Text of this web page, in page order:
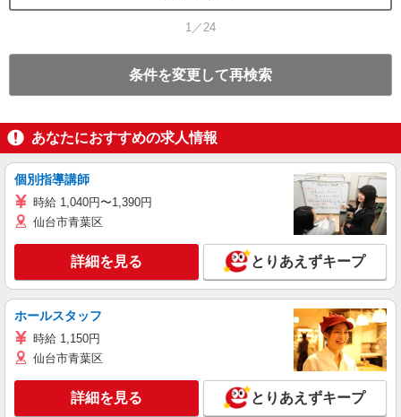
1／24
条件を変更して再検索
あなたにおすすめの求人情報
個別指導講師
時給 1,040円〜1,390円
仙台市青葉区
詳細を見る とりあえずキープ
ホールスタッフ
時給 1,150円
仙台市青葉区
詳細を見る とりあえずキープ